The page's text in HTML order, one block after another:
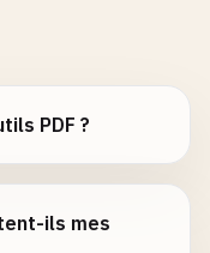
PDF ?
ils mes